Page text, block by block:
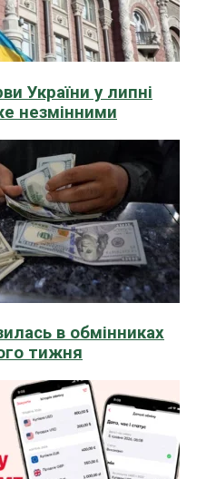
України у липні
незмінними
в обмінниках
тижня